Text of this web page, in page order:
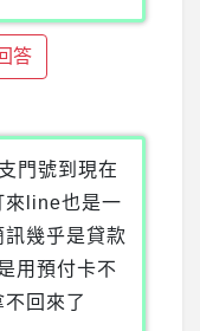
答
門號到現在
來line也是一
幾乎是貸款
用預付卡不
回來了